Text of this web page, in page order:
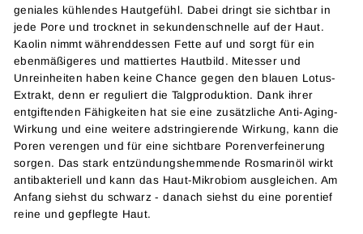
geniales kühlendes Hautgefühl. Dabei dringt sie sichtbar in
jede Pore und trocknet in sekundenschnelle auf der Haut.
Kaolin nimmt währenddessen Fette auf und sorgt für ein
ebenmäßigeres und mattiertes Hautbild. Mitesser und
Unreinheiten haben keine Chance gegen den blauen Lotus-
Extrakt, denn er reguliert die Talgproduktion. Dank ihrer
entgiftenden Fähigkeiten hat sie eine zusätzliche Anti-Aging-
Wirkung und eine weitere adstringierende Wirkung, kann die
Poren verengen und für eine sichtbare Porenverfeinerung
sorgen. Das stark entzündungshemmende Rosmarinöl wirkt
antibakteriell und kann das Haut-Mikrobiom ausgleichen. Am
Anfang siehst du schwarz - danach siehst du eine porentief
reine und gepflegte Haut.